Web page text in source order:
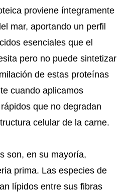
proviene íntegramente
mar, aportando un perfil
esenciales que el
pero no puede sintetizar
de estas proteínas
cuando aplicamos
que no degradan
celular de la carne.
son, en su mayoría,
prima. Las especies de
lípidos entre sus fibras